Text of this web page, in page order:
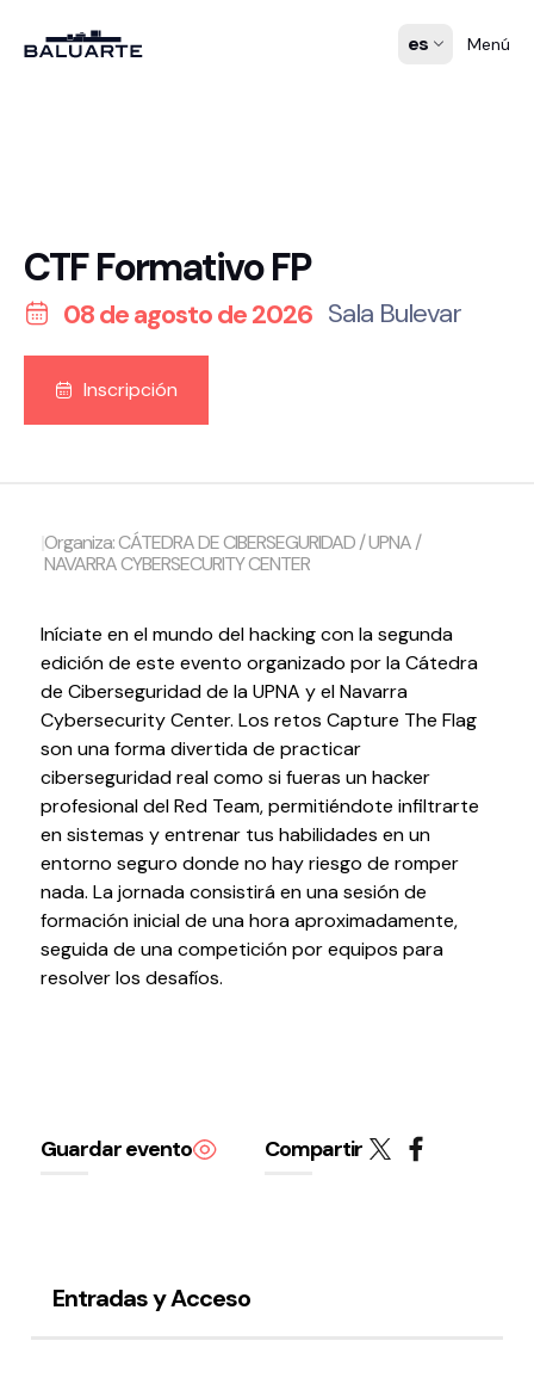
es Menú
Suscríbete a la newsletter
CTF Formativo FP
08 de agosto de 2026 Sala Bulevar
Inscripción
Organiza: CÁTEDRA DE CIBERSEGURIDAD / UPNA /
NAVARRA CYBERSECURITY CENTER
Iníciate en el mundo del hacking con la segunda
edición de este evento organizado por la Cátedra
de Ciberseguridad de la UPNA y el Navarra
Cybersecurity Center. Los retos Capture The Flag
son una forma divertida de practicar
ciberseguridad real como si fueras un hacker
profesional del Red Team, permitiéndote infiltrarte
en sistemas y entrenar tus habilidades en un
entorno seguro donde no hay riesgo de romper
nada. La jornada consistirá en una sesión de
formación inicial de una hora aproximadamente,
seguida de una competición por equipos para
resolver los desafíos.
Guardar evento Compartir
Entradas y Acceso